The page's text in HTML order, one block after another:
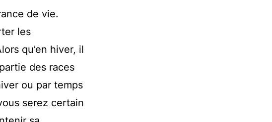
de vie.
les
qu’en hiver, il
des races
ou par temps
serez certain